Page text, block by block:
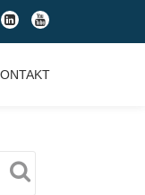
fa-
linkedin-
square
fa-
youtube